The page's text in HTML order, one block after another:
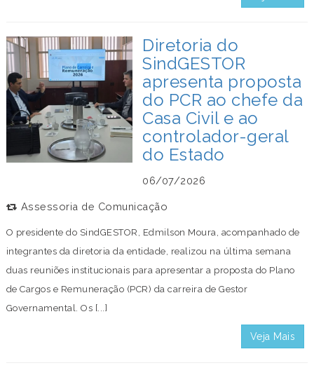
Diretoria do
SindGESTOR
apresenta proposta
do PCR ao chefe da
Casa Civil e ao
controlador-geral
do Estado
06/07/2026
Assessoria de Comunicação
O presidente do SindGESTOR, Edmilson Moura, acompanhado de
integrantes da diretoria da entidade, realizou na última semana
duas reuniões institucionais para apresentar a proposta do Plano
de Cargos e Remuneração (PCR) da carreira de Gestor
Governamental. Os [...]
Veja Mais